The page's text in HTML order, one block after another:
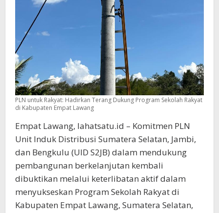
PLN untuk Rakyat: Hadirkan Terang Dukung Program Sekolah Rakyat
di Kabupaten Empat Lawang
Empat Lawang, lahatsatu.id – Komitmen PLN
Unit Induk Distribusi Sumatera Selatan, Jambi,
dan Bengkulu (UID S2JB) dalam mendukung
pembangunan berkelanjutan kembali
dibuktikan melalui keterlibatan aktif dalam
menyukseskan Program Sekolah Rakyat di
Kabupaten Empat Lawang, Sumatera Selatan,